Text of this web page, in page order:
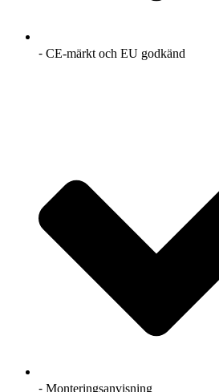
⁃ CE-märkt och EU godkänd
⁃ Monteringsanvisning